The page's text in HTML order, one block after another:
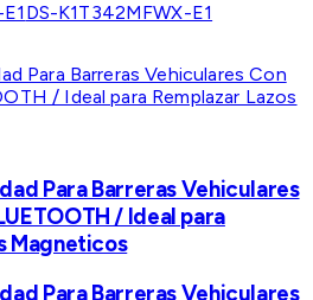
DS-K1T342MFWX-E1
Para Barreras Vehiculares
/ Ideal para
Magneticos
Para Barreras Vehiculares